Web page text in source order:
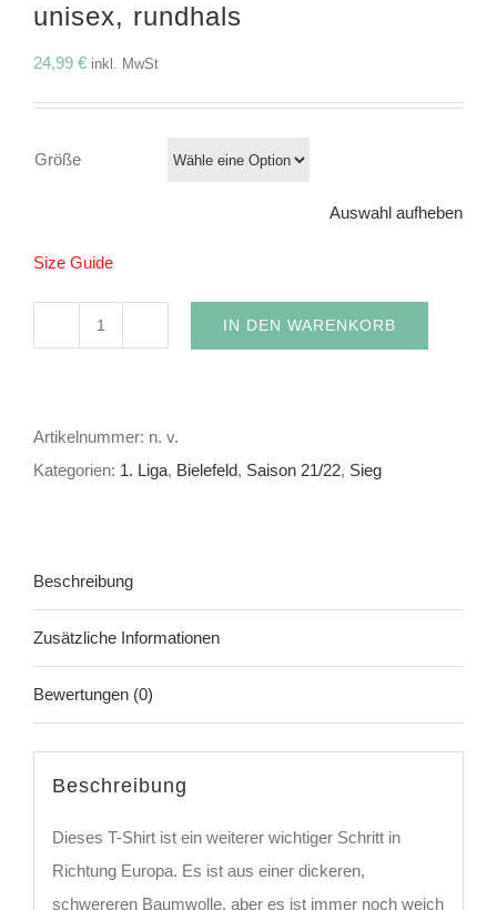
unisex, rundhals
24,99 € inkl. MwSt
Größe
Auswahl aufheben
Size Guide
|
BIELEFELD
-
FANTASTICA
|
Shirt
unisex,
IN DEN WARENKORB
Artikelnummer: n. v.
Kategorien: 1. Liga, Bielefeld, Saison 21/22, Sieg
Beschreibung
Zusätzliche Informationen
Bewertungen (0)
Beschreibung
Dieses T-Shirt ist ein weiterer wichtiger Schritt in
Richtung Europa. Es ist aus einer dickeren,
schwereren Baumwolle, aber es ist immer noch weich